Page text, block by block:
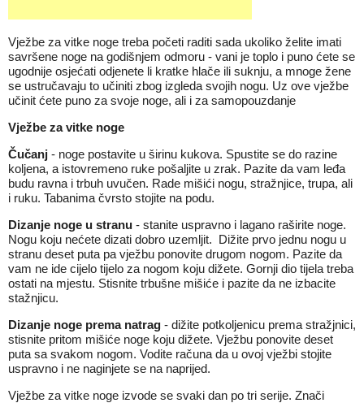
Vježbe za vitke noge treba početi raditi sada ukoliko želite imati
savršene noge na godišnjem odmoru - vani je toplo i puno ćete se
ugodnije osjećati odjenete li kratke hlače ili suknju, a mnoge žene
se ustručavaju to učiniti zbog izgleda svojih nogu. Uz ove vježbe
učinit ćete puno za svoje noge, ali i za samopouzdanje
Vježbe za vitke noge
Čučanj - noge postavite u širinu kukova. Spustite se do razine
koljena, a istovremeno ruke pošaljite u zrak. Pazite da vam leđa
budu ravna i trbuh uvučen. Rade mišići nogu, stražnjice, trupa, ali
i ruku. Tabanima čvrsto stojite na podu.
Dizanje noge u stranu - stanite uspravno i lagano raširite noge.
Nogu koju nećete dizati dobro uzemljit. Dižite prvo jednu nogu u
stranu deset puta pa vježbu ponovite drugom nogom. Pazite da
vam ne ide cijelo tijelo za nogom koju dižete. Gornji dio tijela treba
ostati na mjestu. Stisnite trbušne mišiće i pazite da ne izbacite
stažnjicu.
Dizanje noge prema natrag - dižite potkoljenicu prema stražjnici,
stisnite pritom mišiće noge koju dižete. Vježbu ponovite deset
puta sa svakom nogom. Vodite računa da u ovoj vježbi stojite
uspravno i ne naginjete se na naprijed.
Vježbe za vitke noge izvode se svaki dan po tri serije. Znači